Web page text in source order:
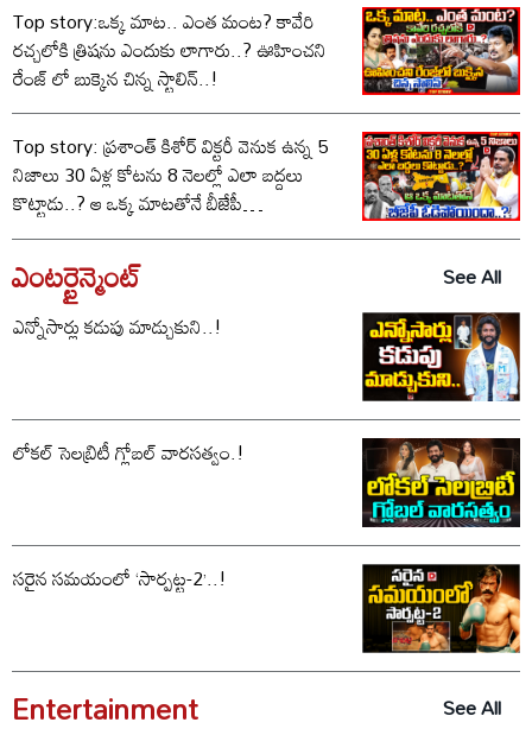
Top story:ఒక్క మాట.. ఎంత మంట? కావేరి
రచ్చలోకి త్రిషను ఎందుకు లాగారు..? ఊహించని
రేంజ్ లో బుక్కైన చిన్న స్టాలిన్..!
Top story: ప్రశాంత్ కిశోర్ విక్టరీ వెనుక ఉన్న 5
నిజాలు 30 ఏళ్ల కోటను 8 నెలల్లో ఎలా బద్దలు
కొట్టాడు..? ఆ ఒక్క మాటతోనే బీజేపీ
ఓడిపోయిందా..?
ఎంటర్టైన్మెంట్
See All
ఎన్నోసార్లు కడుపు మాడ్చుకుని..!
లోకల్ సెలబ్రిటీ గ్లోబల్ వారసత్వం.!
సరైన సమయంలో ‘సార్పట్ట-2’..!
Entertainment
See All